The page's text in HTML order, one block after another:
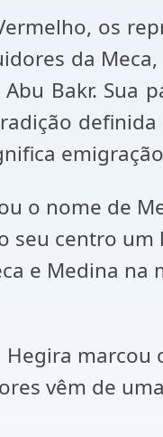
os
da
Bakr.
o nome de
seu centro
e Medina
vêm de